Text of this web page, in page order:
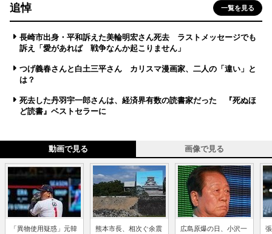
追悼 一覧を見る
長崎市出身・平和訴えた美輪明宏さん死去 ラストメッセージでも
訴え「愛があれば 戦争なんか起こりません」
つげ義春さんと白土三平さん カリスマ漫画家、二人の「違い」と
は？
死去した丹羽宇一郎さんは、経済界有数の読書家だった 『死ぬほ
ど読書』ベストセラーに
動画で見る 画像で見る
「異物使用疑惑」元韓
熊本市長、相次ぐ余震
広島原爆の日、小沢一